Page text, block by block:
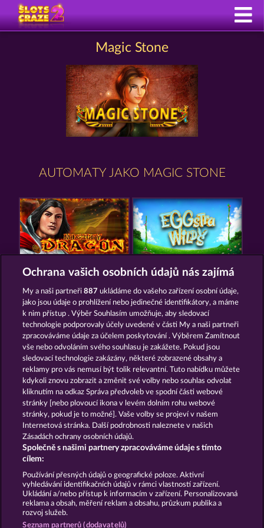
Magic Stone
AUTOMATY JAKO MAGIC STONE
MIGHTY DRAGON EGGSTRA WILDS
ZIPPER
Podmínky Prohlášení o ochraně údajů
Kontakt Společnost Časté dotazy
Facebook
Podat Žádost o Odstoupení
Ochrana vašich osobních údajů nás zajímá
My a naši partneři887 ukládáme do vašeho zařízení osobní údaje,
jako jsou údaje o prohlížení nebo jedinečné identifikátory, a máme
k nim přístup . Výběr Souhlasím umožňuje, aby sledovací
technologie podporovaly účely uvedené v části My a naši partneři
zpracováváme údaje za účelem poskytování . Výběrem Zamítnout
vše nebo odvoláním svého souhlasu je zakážete. Pokud jsou
sledovací technologie zakázány, některé zobrazené obsahy a
reklamy pro vás nemusí být tolik relevantní. Tuto nabídku můžete
kdykoli znovu zobrazit a změnit své volby nebo souhlas odvolat
kliknutím na odkaz Správa předvoleb ve spodní části webové
stránky [nebo plovoucí ikona v levém dolním rohu webové
stránky, pokud je to možné]. Vaše volby se projeví v našem
Internetová stránka. Další podrobnosti naleznete v našich
Zásadách ochrany osobních údajů.
Společně s našimi partnery zpracováváme údaje s tímto
cílem:
Používání přesných údajů o geografické poloze. Aktivní
vyhledávání identifikačních údajů v rámci vlastností zařízení.
Ukládání a/nebo přístup k informacím v zařízení. Personalizovaná
reklama a obsah, měření reklam a obsahu, průzkum publika a
rozvoj služeb.
Seznam partnerů (dodavatelů)